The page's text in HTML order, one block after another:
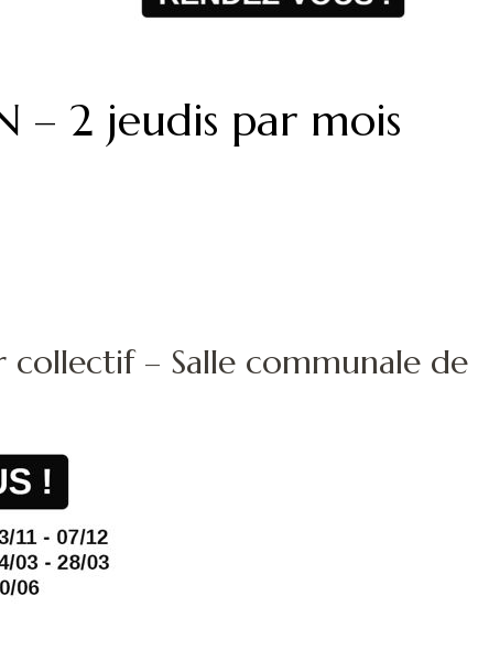
– 2 jeudis par mois
collectif – Salle communale de